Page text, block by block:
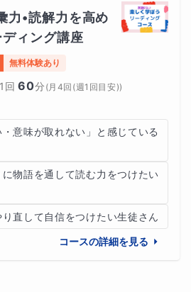
力•読解力を高め
ィング講座
無料体験あり
1回 60分 ( 月4回(週1回目安))
意味が取れない」と感じている
物語を通して読む力をつけたい
直して自信をつけたい生徒さん
コースの詳細を見る